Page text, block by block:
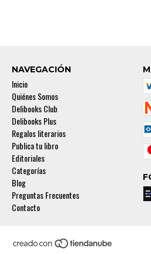
NAVEGACIÓN
Inicio
Quiénes Somos
Delibooks Club
Delibooks Plus
Regalos literarios
Publica tu libro
Editoriales
Categorías
Blog
Preguntas Frecuentes
Contacto